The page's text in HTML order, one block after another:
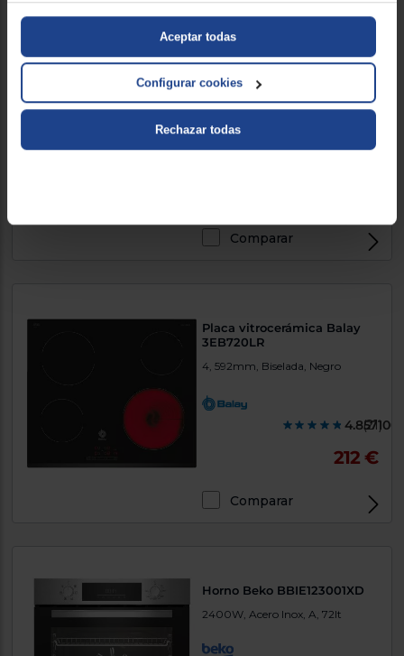
Aceptar todas
Configurar cookies
Rechazar todas
(22)
Comparar
Placa vitrocerámica Balay
3EB720LR
4, 592mm, Biselada, Negro
(21)
212 €
Comparar
Horno Beko BBIE123001XD
2400W, Acero Inox, A, 72lt